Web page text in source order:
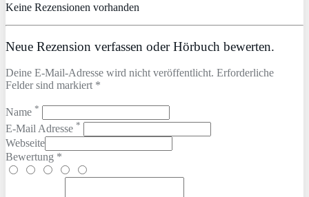
Keine Rezensionen vorhanden
Neue Rezension verfassen oder Hörbuch bewerten.
Deine E-Mail-Adresse wird nicht veröffentlicht. Erforderliche
Felder sind markiert *
Name *
E-Mail Adresse *
Webseite
Bewertung *